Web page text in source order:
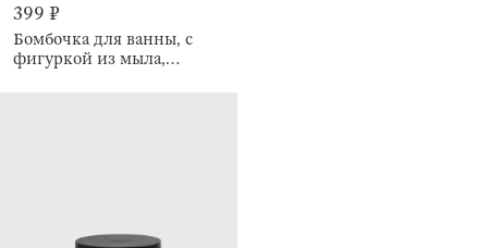
399 ₽
Бомбочка для ванны, с
фигуркой из мыла,